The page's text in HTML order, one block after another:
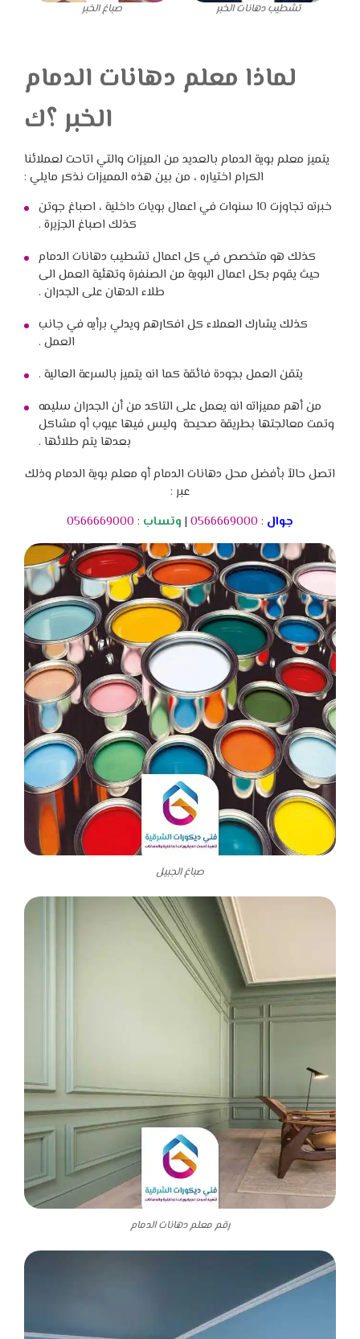
تشطيب دهانات الخبر صباغ الخبر
لماذا معلم دهانات الدمام
الخبر ؟ك
يتميز معلم بوية الدمام بالعديد من الميزات والتي اتاحت لعملائنا
الكرام اختياره ، من بين هذه المميزات نذكر مايلي :
خبرته تجاوزت 10 سنوات في اعمال بويات داخلية ، اصباغ جوتن
كذلك اصباغ الجزيرة .
كذلك هو متخصص في كل اعمال تشطيب دهانات الدمام
حيث يقوم بكل اعمال البوية من الصنفرة وتهئية العمل الى
طلاء الدهان على الجدران .
كذلك يشارك العملاء كل افكارهم ويدلي برأيه في جانب
العمل .
يتقن العمل بجودة فائقة كما انه يتميز بالسرعة العالية .
من أهم مميزاته انه يعمل على التاكد من أن الجدران سليمه
وتمت معالجتها بطريقة صحيحة وليس فيها عيوب أو مشاكل
بعدها يتم طلائها .
اتصل حالاً بأفضل محل دهانات الدمام أو معلم بوية الدمام وذلك
عبر :
جوال :
0566669000
| وتساب :
0566669000
صباغ الجبيل
رقم معلم دهانات الدمام